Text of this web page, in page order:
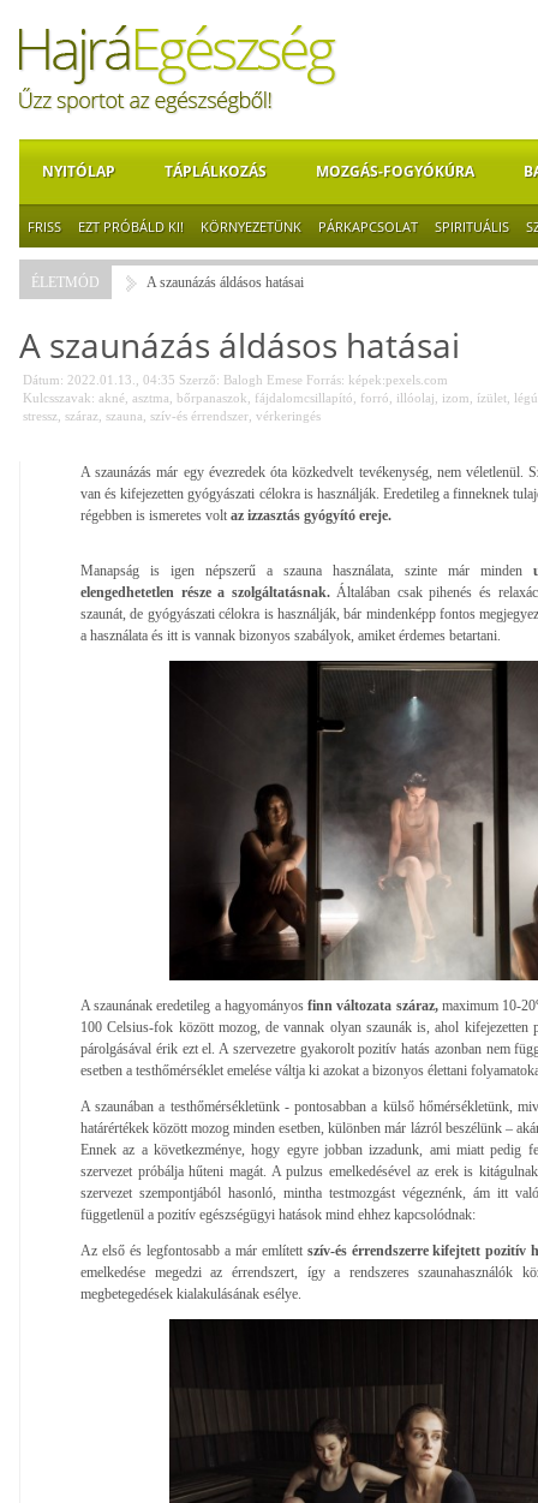
NYITÓLAP TÁPLÁLKOZÁS MOZGÁS-FOGYÓKÚRA
FRISS EZT PRÓBÁLD KI! KÖRNYEZETÜNK PÁRKAPCSOLAT SPIRITUÁLIS
ÉLETMÓD A szaunázás áldásos hatásai
A szaunázás áldásos hatásai
Dátum: 2022.01.13., 04:35 Szerző: Balogh Emese Forrás: képek:pexels.com
Kulcsszavak: akné asztma bőrpanaszok fájdalomcsillapító forró illóolaj izom ízület
stressz száraz szauna szív-és érrendszer vérkeringés
A szaunázás már egy évezredek óta közkedvelt tevékenység, nem véletlenül.
van és kifejezetten gyógyászati célokra is használják. Eredetileg a finneknek
régebben is ismeretes volt az izzasztás gyógyító ereje.
Manapság is igen népszerű a szauna használata, szinte már minden
elengedhetetlen része a szolgáltatásnak.Általában csak pihenés és
szaunát, de gyógyászati célokra is használják, bár mindenképp fontos
a használata és itt is vannak bizonyos szabályok, amiket érdemes betartani.
A szaunának eredetileg a hagyományosfinn változata száraz,maximum 10-
100 Celsius-fok között mozog, de vannak olyan szaunák is, ahol
párolgásával érik ezt el. A szervezetre gyakorolt pozitív hatás azonban nem
esetben a testhőmérséklet emelése váltja ki azokat a bizonyos élettani
A szaunában a testhőmérsékletünk - pontosabban a külső hőmérsékletünk,
határértékek között mozog minden esetben, különben már lázról beszélünk –
Ennek az a következménye, hogy egyre jobban izzadunk, ami miatt pedig
szervezet próbálja hűteni magát. A pulzus emelkedésével az erek is
szervezet szempontjából hasonló, mintha testmozgást végeznénk, ám itt
függetlenül a pozitív egészségügyi hatások mind ehhez kapcsolódnak:
Az első és legfontosabb a már említettszív-és érrendszerre kifejtett pozitív
emelkedése megedzi az érrendszert, így a rendszeres szaunahasználók
megbetegedések kialakulásának esélye.